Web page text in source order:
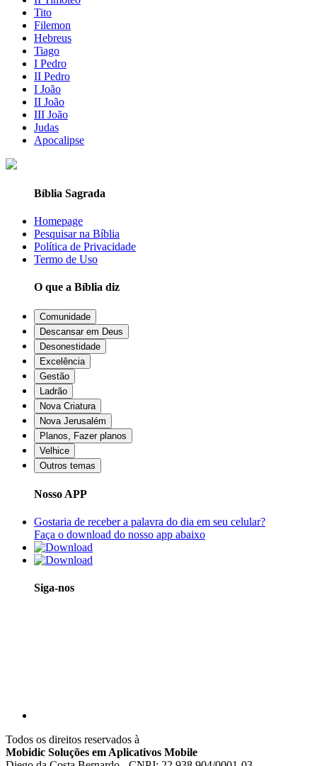
Tito
Filemon
Hebreus
Tiago
I Pedro
II Pedro
I João
II João
III João
Judas
Apocalipse
Bíblia Sagrada
Homepage
Pesquisar na Bíblia
Política de Privacidade
Termo de Uso
O que a Bíblia diz
Comunidade
Descansar em Deus
Desonestidade
Excelência
Gestão
Ladrão
Nova Criatura
Nova Jerusalém
Planos, Fazer planos
Velhice
Outros temas
Nosso APP
Gostaria de receber a palavra do dia em seu celular?
Faça o download do nosso app abaixo
Siga-nos
Todos os direitos reservados à
Mobidic Soluções em Aplicativos Mobile